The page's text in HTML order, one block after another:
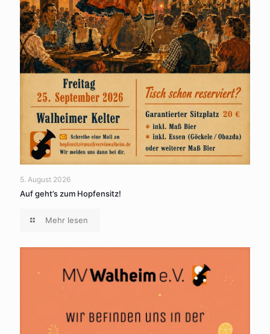
5. August 2026
Auf geht’s zum Hopfensitz!
Mehr lesen